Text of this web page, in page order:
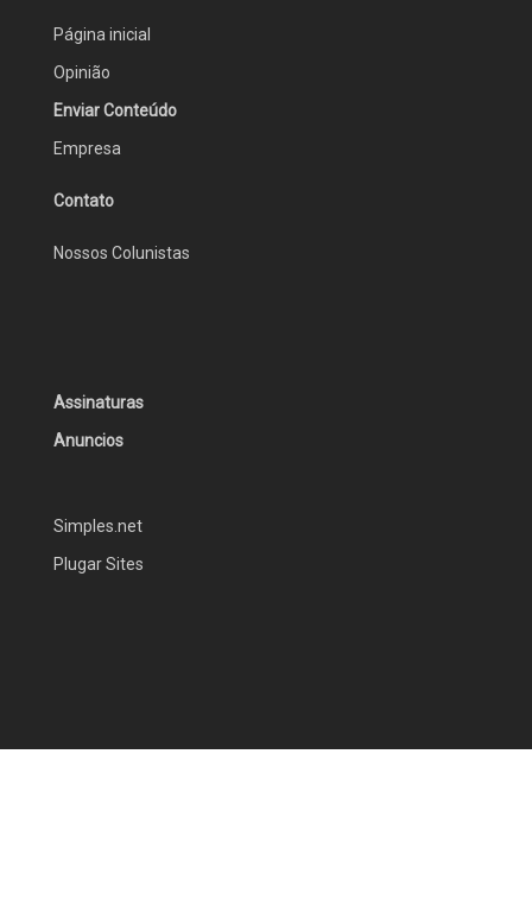
Página inicial
Opinião
Enviar Conteúdo
Empresa
Contato
Nossos Colunistas
Assinaturas
Anuncios
Simples.net
Plugar Sites